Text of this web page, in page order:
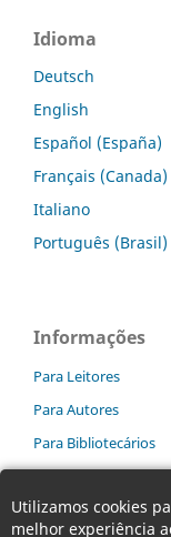
Utilizamos cookies
melhor experiência
Idioma
Deutsch
English
Español (España)
Français (Canada)
Italiano
Português (Brasil)
Informações
Para Leitores
Para Autores
Para Bibliotecários